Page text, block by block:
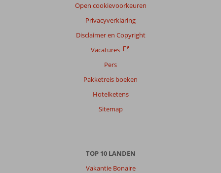
Open cookievoorkeuren
Privacyverklaring
Disclaimer en Copyright
Vacatures
Pers
Pakketreis boeken
Hotelketens
Sitemap
TOP 10 LANDEN
Vakantie Bonaire